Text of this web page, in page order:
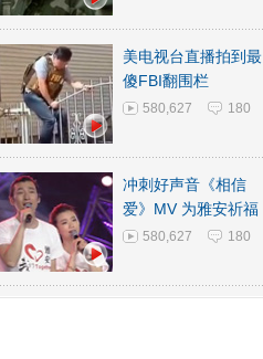
美电视台直播拍到最
傻FBI翻围栏
580,627 180
冲刺好声音《相信
爱》MV 为雅安祈福
580,627 180